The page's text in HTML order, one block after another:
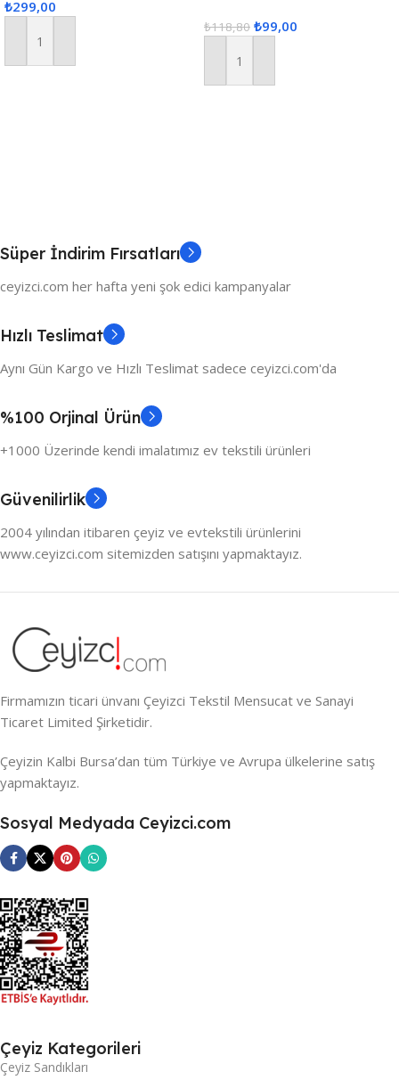
₺299,00
Sepete Ekle
₺118,80 ₺99,00
Sepete Ekle
Süper İndirim Fırsatları
ceyizci.com her hafta yeni şok edici kampanyalar
Hızlı Teslimat
Aynı Gün Kargo ve Hızlı Teslimat sadece ceyizci.com'da
%100 Orjinal Ürün
+1000 Üzerinde kendi imalatımız ev tekstili ürünleri
Güvenilirlik
2004 yılından itibaren çeyiz ve evtekstili ürünlerini
www.ceyizci.com sitemizden satışını yapmaktayız.
Firmamızın ticari ünvanı Çeyizci Tekstil Mensucat ve Sanayi
Ticaret Limited Şirketidir.
Çeyizin Kalbi Bursa’dan tüm Türkiye ve Avrupa ülkelerine satış
yapmaktayız.
Sosyal Medyada Ceyizci.com
Çeyiz Kategorileri
Çeyiz Sandıkları